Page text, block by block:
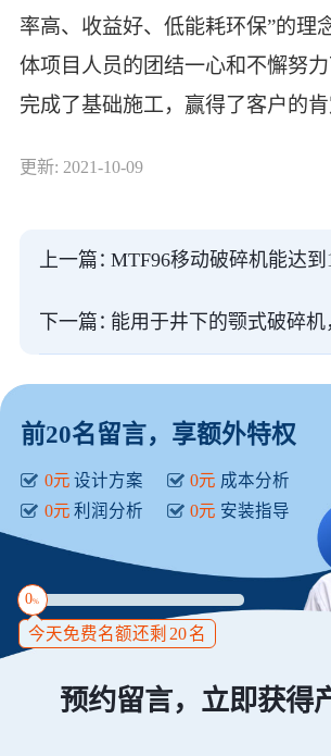
率高、收益好、低能耗环保”的理
体项目人员的团结一心和不懈努
完成了基础施工，赢得了客户的肯
更新: 2021-10-09
上一篇：
下一篇：
前20名留言，享额外特权
0元 设计方案 0元 成本分析
0元 利润分析 0元 安装指导
0%
今天免费名额还剩 20名
预约留言，立即获得